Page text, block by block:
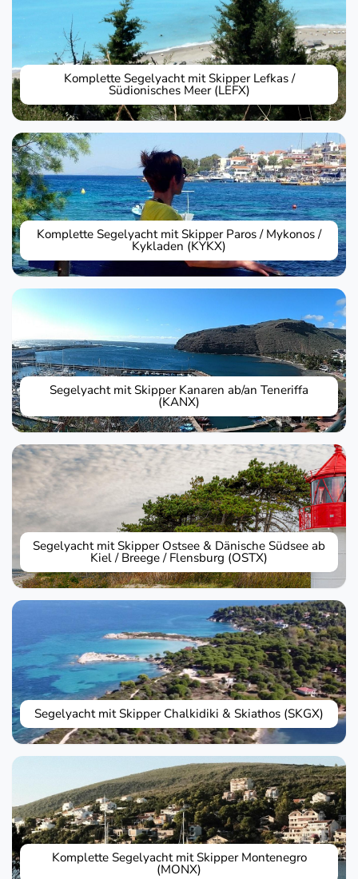
Komplette Segelyacht mit Skipper Lefkas /
Südionisches Meer (LEFX)
Komplette Segelyacht mit Skipper Paros / Mykonos /
Kykladen (KYKX)
Segelyacht mit Skipper Kanaren ab/an Teneriffa
(KANX)
Segelyacht mit Skipper Ostsee & Dänische Südsee ab
Kiel / Breege / Flensburg (OSTX)
Segelyacht mit Skipper Chalkidiki & Skiathos (SKGX)
Komplette Segelyacht mit Skipper Montenegro
(MONX)